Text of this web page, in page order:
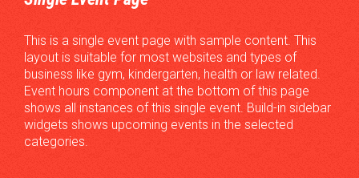
This is a single event page with sample content. This
layout is suitable for most websites and types of
business like gym, kindergarten, health or law related.
Event hours component at the bottom of this page
shows all instances of this single event. Build-in sidebar
widgets shows upcoming events in the selected
categories.